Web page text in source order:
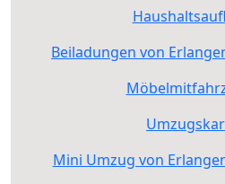
Beiladungen von
Mini Umzug von